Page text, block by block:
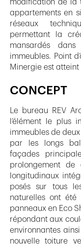
modification de la
appartements en
réseaux
permettant la
mansardés
immeubles. Point
Minergie est atteint
CONCEPT
Le bureau REV
l’élément le plus
immeubles de
par les longs
façades
prolongement de
longitudinaux
posés sur tous
naturelles ont
panneaux en Eco
répondant aux
environnantes
nouvelle toiture